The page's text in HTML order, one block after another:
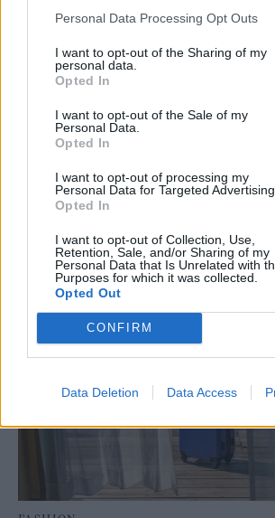
Personal Data Processing Opt Outs
I want to opt-out of the Sharing of my
personal data.
Opted In
I want to opt-out of the Sale of my
Personal Data.
Opted In
I want to opt-out of processing my
Personal Data for Targeted Advertising.
Opted In
I want to opt-out of Collection, Use,
Retention, Sale, and/or Sharing of my
Personal Data that Is Unrelated with
Purposes for which it was collected.
Opted Out
CONFIRM
Data Deletion Data Access
FASHION
Από άσχημα σε chic: Πώς να
αμφιλεγόμενα σανδάλια της σεζόν
BOVARY LOVES ⸻ 19 JUN 2026